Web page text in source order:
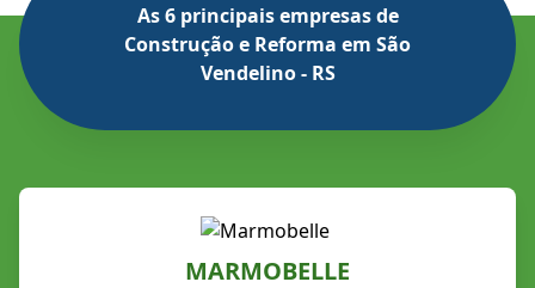
As 6 principais empresas de
Construção e Reforma em São
Vendelino - RS
MARMOBELLE